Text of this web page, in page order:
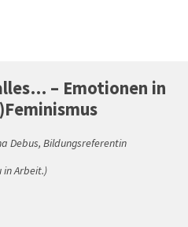
– Emotionen in
Debus, Bildungsreferentin
in Arbeit.)